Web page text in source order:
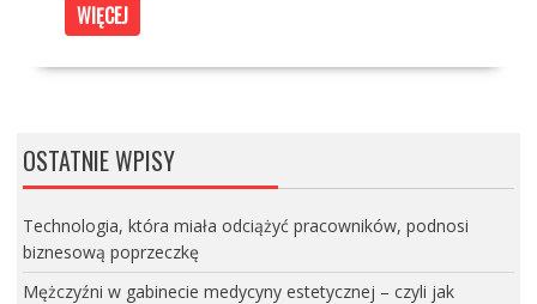
WIĘCEJ
OSTATNIE WPISY
Technologia, która miała odciążyć pracowników, podnosi
biznesową poprzeczkę
Mężczyźni w gabinecie medycyny estetycznej – czyli jak